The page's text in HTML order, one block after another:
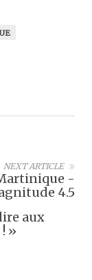
NEXT ARTICLE
-
4.5
aux
»